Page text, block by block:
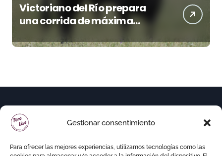
Gestionar consentimiento
Para ofrecer las mejores experiencias, utilizamos tecnologías como las
Victoriano del Río prepara
una corrida de máxima
seriedad para Ciudad Real
(En Vídeo)